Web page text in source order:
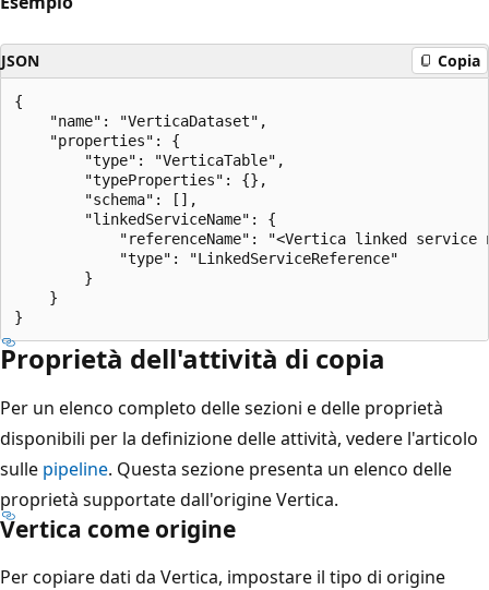
JSON Copia
{
    "name": "VerticaDataset",
    "properties": {
        "type": "VerticaTable",
        "typeProperties": {},
        "schema": [],
        "linkedServiceName": {
"referenceName": "<Vertica linked service
            "type": "LinkedServiceReference"
        }
    }
Proprietà dell'attività di copia
Per un elenco completo delle sezioni e delle proprietà
disponibili per la definizione delle attività, vedere l'articolo
sulle pipeline. Questa sezione presenta un elenco delle
proprietà supportate dall'origine Vertica.
Vertica come origine
Per copiare dati da Vertica, impostare il tipo di origine